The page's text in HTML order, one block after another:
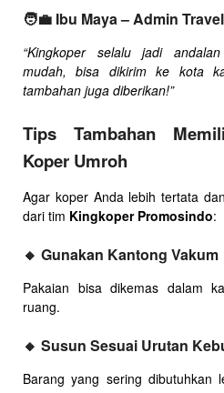
🧑‍💼 Ibu Maya – Admin
“Kingkoper selalu jadi
mudah, bisa dikirim ke kota
tambahan juga diberikan!”
Tips Tambahan
Koper Umroh
Agar koper Anda lebih tertata
dari tim Kingkoper Promosindo:
🔸 Gunakan Kantong Vakum
Pakaian bisa dikemas dalam
ruang.
🔸 Susun Sesuai Urutan
Barang yang sering dibutuhkan